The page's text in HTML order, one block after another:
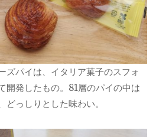
ズパイは、イタリア菓子のスフォ
開発したもの。81層のパイの中は
っしりとした味わい。